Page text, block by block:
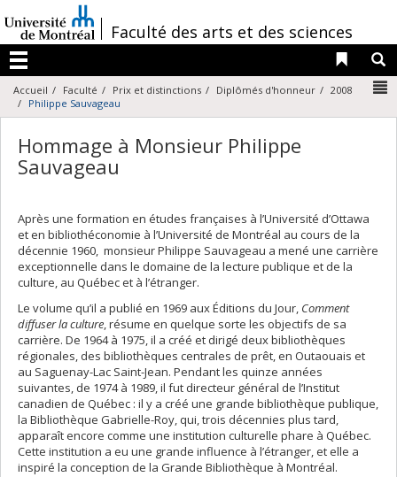
au
contenu
/Faculté des arts et des sciences
Menu
Liens
Accueil Faculté Prix et distinctions Diplômés d'honneur
2008
Philippe Sauvageau
Hommage à Monsieur Philippe
Sauvageau
Après une formation en études françaises à l’Université d’Ottawa
et en bibliothéconomie à l’Université de Montréal au cours de la
décennie 1960, monsieur Philippe Sauvageau a mené une carrière
exceptionnelle dans le domaine de la lecture publique et de la
culture, au Québec et à l’étranger.
Le volume qu’il a publié en 1969 aux Éditions du Jour, Comment
diffuser la culture, résume en quelque sorte les objectifs de sa
carrière. De 1964 à 1975, il a créé et dirigé deux bibliothèques
régionales, des bibliothèques centrales de prêt, en Outaouais et
au Saguenay-Lac Saint-Jean. Pendant les quinze années
suivantes, de 1974 à 1989, il fut directeur général de l’Institut
canadien de Québec : il y a créé une grande bibliothèque publique,
la Bibliothèque Gabrielle-Roy, qui, trois décennies plus tard,
apparaît encore comme une institution culturelle phare à Québec.
Cette institution a eu une grande influence à l’étranger, et elle a
inspiré la conception de la Grande Bibliothèque à Montréal.